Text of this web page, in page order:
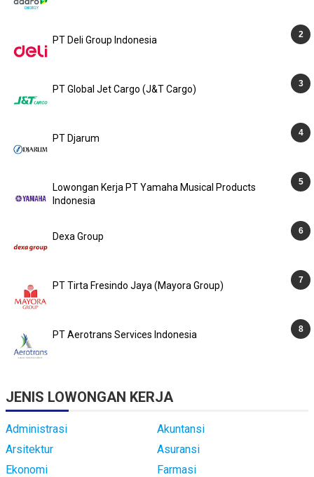
PT Deli Group Indonesia
PT Global Jet Cargo (J&T Cargo)
PT Djarum
Lowongan Kerja PT Yamaha Musical Products
Indonesia
Dexa Group
PT Tirta Fresindo Jaya (Mayora Group)
PT Aerotrans Services Indonesia
JENIS LOWONGAN KERJA
Administrasi
Akuntansi
Arsitektur
Asuransi
Ekonomi
Farmasi